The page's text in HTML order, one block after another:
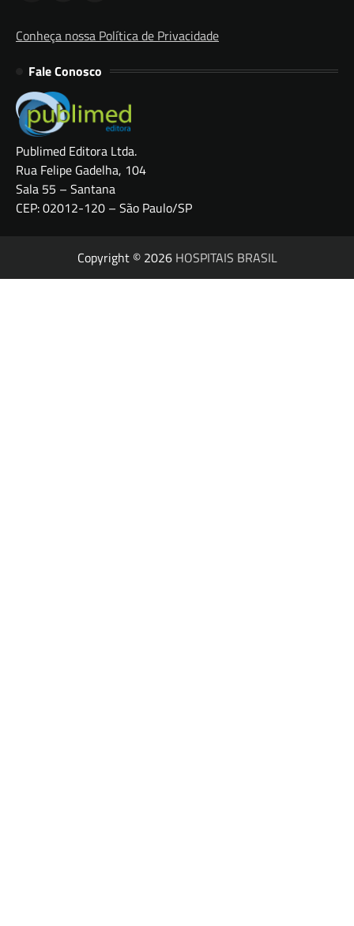
Conheça nossa Política de Privacidade
Fale Conosco
Publimed Editora Ltda.
Rua Felipe Gadelha, 104
Sala 55 – Santana
CEP: 02012-120 – São Paulo/SP
Copyright © 2026 HOSPITAIS BRASIL